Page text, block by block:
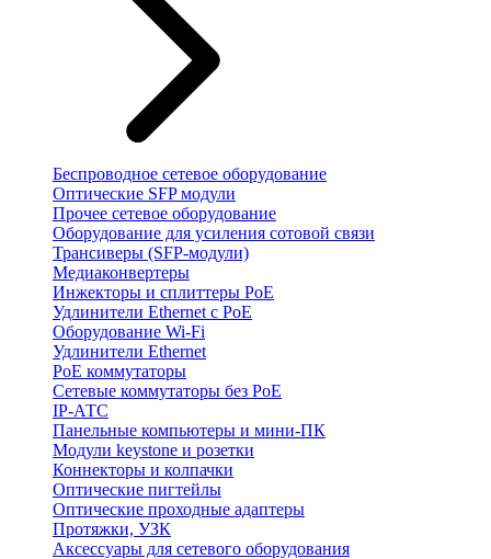
Беспроводное сетевое оборудование
Оптические SFP модули
Прочее сетевое оборудование
Оборудование для усиления сотовой связи
Трансиверы (SFP-модули)
Медиаконвертеры
Инжекторы и сплиттеры PoE
Удлинители Ethernet с PoE
Оборудование Wi-Fi
Удлинители Ethernet
PoE коммутаторы
Сетевые коммутаторы без PoE
IP-АТС
Панельные компьютеры и мини-ПК
Модули keystone и розетки
Коннекторы и колпачки
Оптические пигтейлы
Оптические проходные адаптеры
Протяжки, УЗК
Аксессуары для сетевого оборудования